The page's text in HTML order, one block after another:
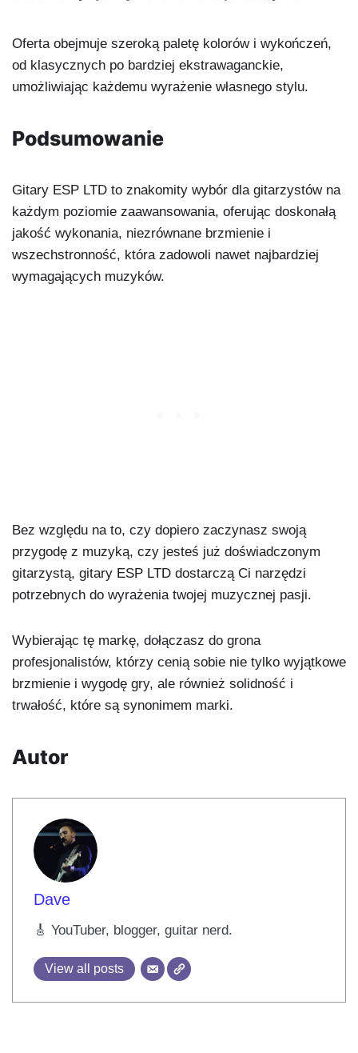
Oferta obejmuje szeroką paletę kolorów i wykończeń,
od klasycznych po bardziej ekstrawaganckie,
umożliwiając każdemu wyrażenie własnego stylu.
Podsumowanie
Gitary ESP LTD to znakomity wybór dla gitarzystów na
każdym poziomie zaawansowania, oferując doskonałą
jakość wykonania, niezrównane brzmienie i
wszechstronność, która zadowoli nawet najbardziej
wymagających muzyków.
Bez względu na to, czy dopiero zaczynasz swoją
przygodę z muzyką, czy jesteś już doświadczonym
gitarzystą, gitary ESP LTD dostarczą Ci narzędzi
potrzebnych do wyrażenia twojej muzycznej pasji.
Wybierając tę markę, dołączasz do grona
profesjonalistów, którzy cenią sobie nie tylko wyjątkowe
brzmienie i wygodę gry, ale również solidność i
trwałość, które są synonimem marki.
Autor
Dave
🎸 YouTuber, blogger, guitar nerd.
View all posts